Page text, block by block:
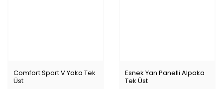
Comfort Sport V Yaka Tek
Üst
Esnek Yan Panelli Alpaka
Tek Üst